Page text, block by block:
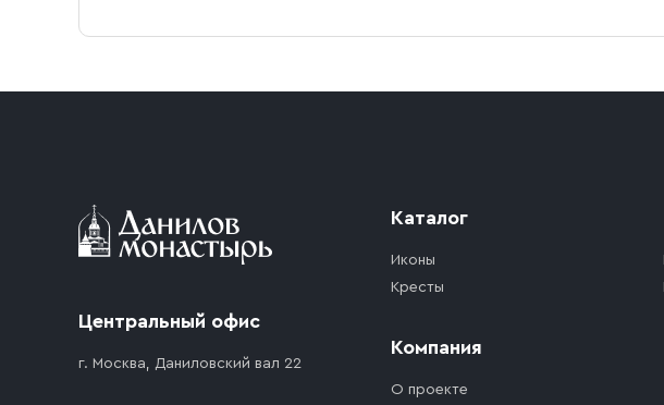
Центральный офис
г. Москва, Даниловский вал 22
Каталог
Иконы
Кресты
Компания
О проекте